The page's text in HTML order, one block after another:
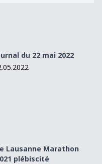
du 22 mai 2022
Lausanne Marathon
plébiscité